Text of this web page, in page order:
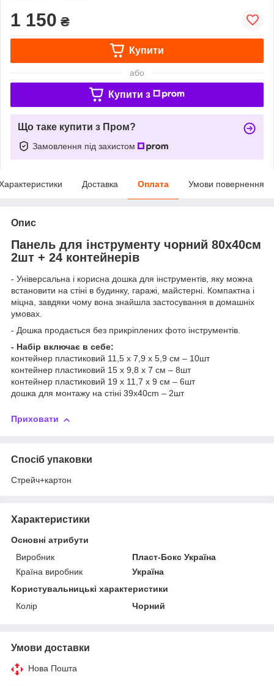
1 150 ₴
Купити
або
Купити з
Що таке купити з Пром?
Замовлення під захистом
Доставка Оплата Умови повернення
Опис
Панель для інструменту чорний 80х40см
2шт + 24 контейнерів
- Універсальна і корисна дошка для інструментів, яку можна
встановити на стіні в будинку, гаражі, майстерні. Компактна і
міцна, завдяки чому вона знайшла застосування в домашніх
умовах.
- Дошка продається без прикріплених фото інструментів.
- Набір включає в себе:
контейнер пластиковий 11,5 x 7,9 x 5,9 см – 10шт
контейнер пластиковий 15 х 9,8 х 7 см – 8шт
контейнер пластиковий 19 x 11,7 x 9 см – 6шт
дошка для монтажу на стіні 39x40cm – 2шт
Приховати
Спосіб упаковки
Стрейч+картон
Характеристики
Основні атрибути
Виробник
Пласт-Бокс Україна
Країна виробник
Україна
Користувальницькі характеристики
Колір
Чорний
Умови доставки
Нова Пошта